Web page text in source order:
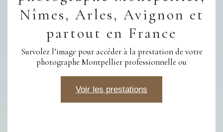
Nîmes, Arles, Avignon et
partout en France
Survolez l’image pour accéder à la prestation de votre
photographe Montpellier professionnelle ou
Voir les prestations